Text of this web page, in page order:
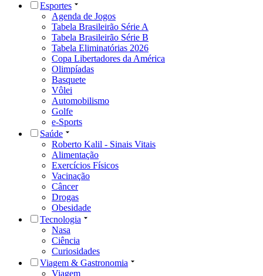
Esportes
Agenda de Jogos
Tabela Brasileirão Série A
Tabela Brasileirão Série B
Tabela Eliminatórias 2026
Copa Libertadores da América
Olimpíadas
Basquete
Vôlei
Automobilismo
Golfe
e-Sports
Saúde
Roberto Kalil - Sinais Vitais
Alimentação
Exercícios Físicos
Vacinação
Câncer
Drogas
Obesidade
Tecnologia
Nasa
Ciência
Curiosidades
Viagem & Gastronomia
Viagem